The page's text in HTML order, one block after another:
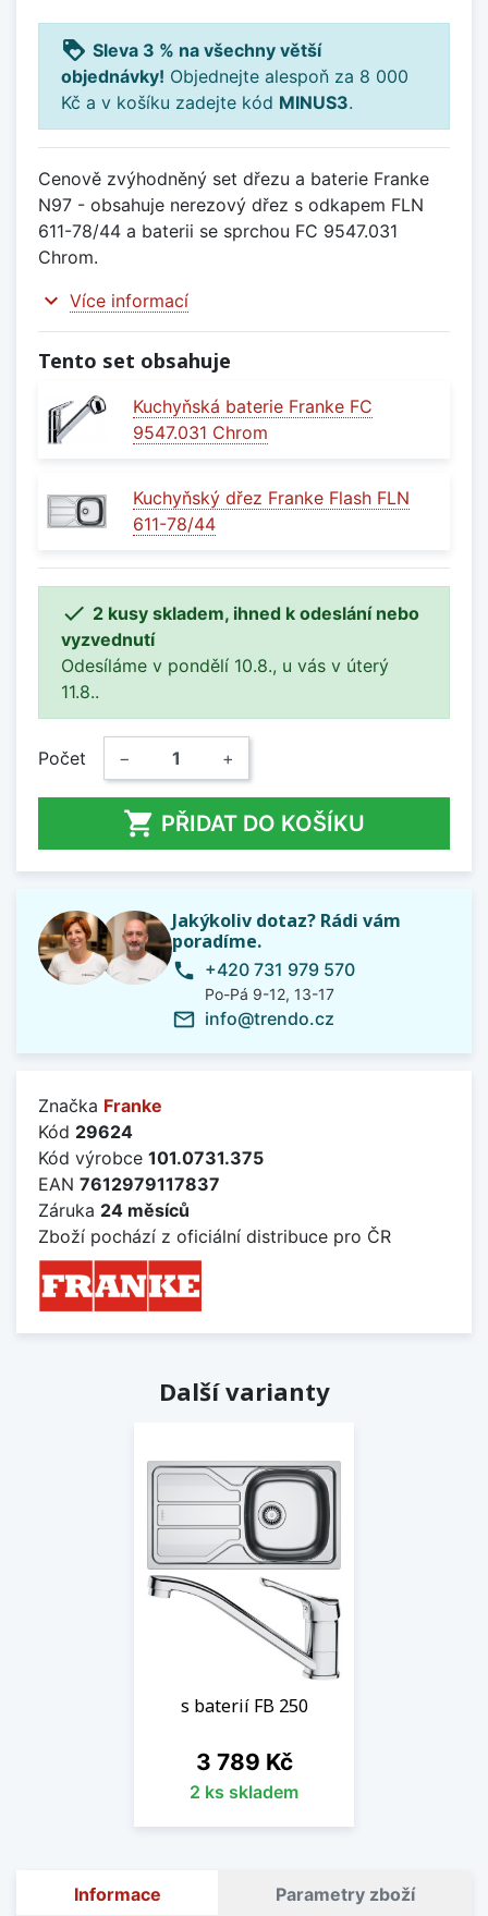
loyalty Sleva 3 % na všechny větší
objednávky! Objednejte alespoň za 8 000
Kč a v košíku zadejte kód MINUS3.
Cenově zvýhodněný set dřezu a baterie Franke
N97 - obsahuje nerezový dřez s odkapem FLN
611-78/44 a baterii se sprchou FC 9547.031
Chrom.
expand_more Více informací
Tento set obsahuje
Kuchyňská baterie Franke FC
9547.031 Chrom
Kuchyňský dřez Franke Flash FLN
611-78/44
 2 kusy skladem, ihned k odeslání nebo
vyzvednutí
Odesíláme v pondělí 10.8., u vás v úterý
11.8..
Počet − +
 PŘIDAT DO KOŠÍKU
Jakýkoliv dotaz? Rádi vám
poradíme.
phone +420 731 979 570
Po-Pá 9-12, 13-17
mail_outline info@trendo.cz
Značka Franke
Kód 29624
Kód výrobce 101.0731.375
EAN 7612979117837
Záruka 24 měsíců
Zboží pochází z oficiální distribuce pro ČR
Další varianty
s baterií FB 250
Cena
3 789 Kč
2 ks skladem
Informace Parametry zboží